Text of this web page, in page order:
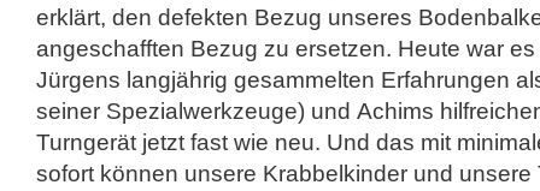
erklärt, den defekten Bezug unseres
angeschafften Bezug zu ersetzen. Heute war
Jürgens langjährig gesammelten Erfahrungen
seiner Spezialwerkzeuge) und Achims
Turngerät jetzt fast wie neu. Und das mit
sofort können unsere Krabbelkinder und